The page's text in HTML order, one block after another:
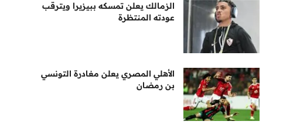
الزمالك يعلن تمسكه ببيزيرا ويترقب
عودته المنتظرة
الأهلي المصري يعلن مغادرة التونسي
بن رمضان